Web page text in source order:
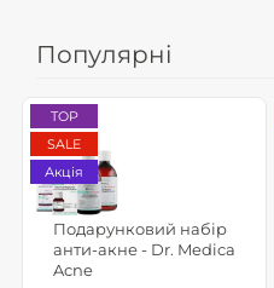
Популярні
TOP
SALE
Акція
Подарунковий набір
анти-акне - Dr. Medica
Acne